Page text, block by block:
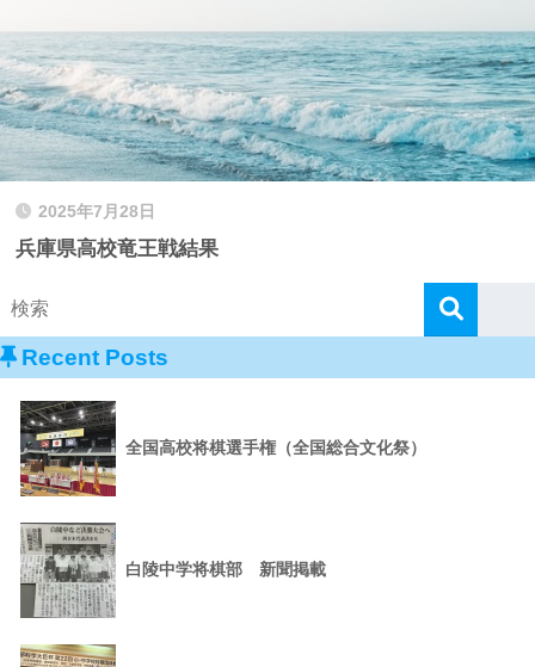
2025年7月28日
兵庫県高校竜王戦結果
Recent Posts
全国高校将棋選手権（全国総合文化祭）
白陵中学将棋部 新聞掲載